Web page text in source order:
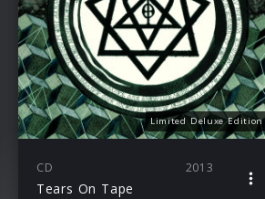
Limited Deluxe Edition
CD 2013
Tears On Tape